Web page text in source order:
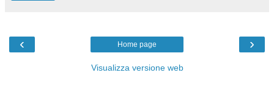
‹ ›
Home page
Visualizza versione web